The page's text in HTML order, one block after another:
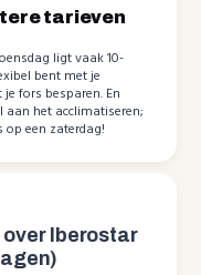
tarieven
ligt vaak 10-
bent met je
fors besparen. En
aan het acclimatiseren;
een zaterdag!
Iberostar